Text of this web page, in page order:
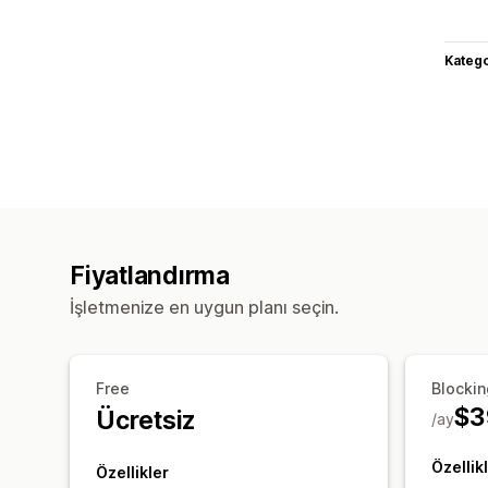
Fiyatlandırma
İşletmenize en uygun planı seçin.
Free
Ücretsiz
Özellikler
/ay